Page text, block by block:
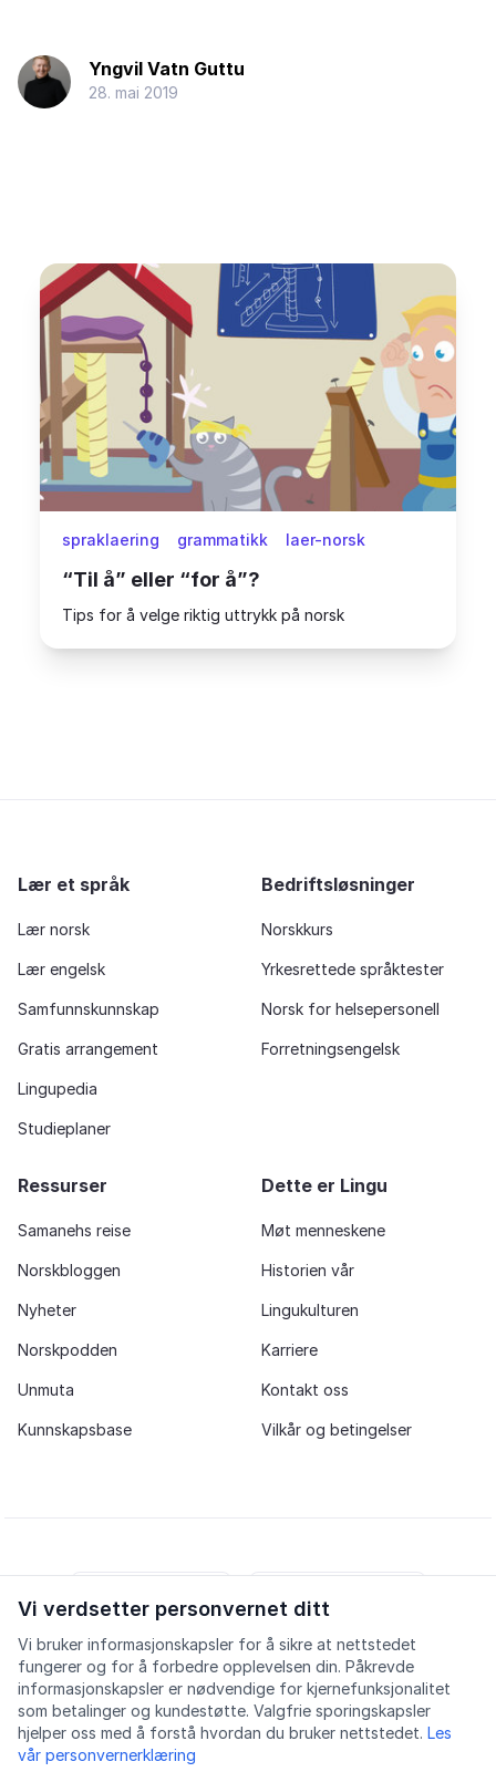
Yngvil Vatn Guttu
28. mai 2019
spraklaering grammatikk laer-norsk
“Til å” eller “for å”?
Tips for å velge riktig uttrykk på norsk
Vi verdsetter personvernet ditt
Vi bruker informasjonskapsler for å sikre at nettstedet
fungerer og for å forbedre opplevelsen din. Påkrevde
informasjonskapsler er nødvendige for kjernefunksjonalitet
som betalinger og kundestøtte. Valgfrie sporingskapsler
hjelper oss med å forstå hvordan du bruker nettstedet. Les
vår personvernerklæring
Lær et språk
Lær norsk
Lær engelsk
Samfunnskunnskap
Gratis arrangement
Lingupedia
Studieplaner
Bedriftsløsninger
Norskkurs
Yrkesrettede språktester
Norsk for helsepersonell
Forretningsengelsk
Ressurser
Samanehs reise
Norskbloggen
Nyheter
Norskpodden
Unmuta
Kunnskapsbase
Dette er Lingu
Møt menneskene
Historien vår
Lingukulturen
Karriere
Kontakt oss
Vilkår og betingelser
iOS app
FacebookInstagram
YoutubeLinkedIn